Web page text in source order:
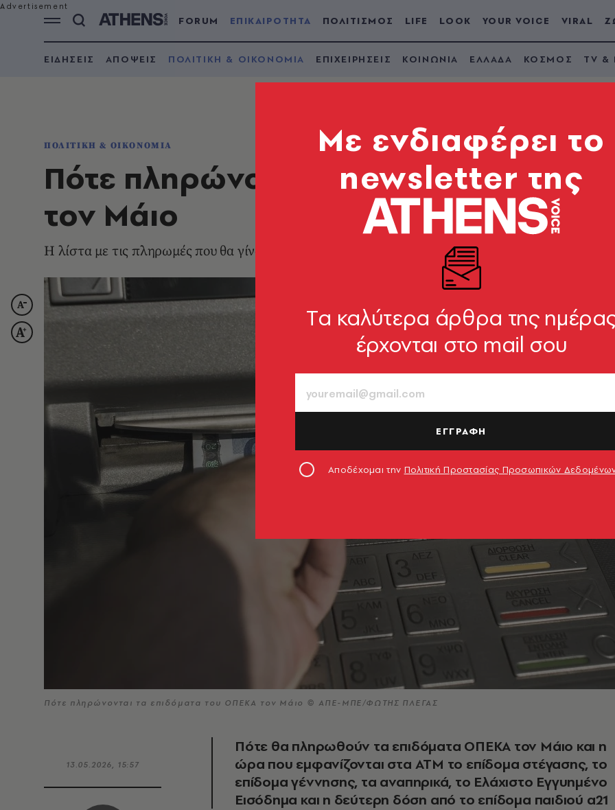
FORUM ΕΠΙΚΑΙΡΟΤΗΤΑ ΠΟΛΙΤΙΣΜΟΣ LIFE LOOK YOUR VOICE VIRAL
ΕΙΔΗΣΕΙΣ ΑΠΟΨΕΙΣ ΠΟΛΙΤΙΚΗ & ΟΙΚΟΝΟΜΙΑ ΕΠΙΧΕΙΡΗΣΕΙΣ ΚΟΙΝΩΝΙΑ ΕΛΛΑΔΑ ΚΟΣΜΟΣ TV &
ΠΟΛΙΤΙΚΗ & ΟΙΚΟΝΟΜΙΑ
Πότε πληρώνονται τα επιδόματα
τον Μάιο
Η λίστα με τις πληρωμές που θα γίνουν
Πότε πληρώνονται τα επιδόματα του ΟΠΕΚΑ τον Μάιο © ΑΠΕ-ΜΠΕ/ΦΩΤΗΣ ΠΛΕΓΑΣ
13.05.2026, 15:57
Πότε θα πληρωθούν τα επιδόματα ΟΠΕΚΑ τον Μάιο και η
ώρα που εμφανίζονται στα ΑΤΜ το επίδομα στέγασης, το
επίδομα γέννησης, τα αναπηρικά, το Ελάχιστο Εγγυημένο
Εισόδημα και η δεύτερη δόση από το επίδομα παιδιού α21
Mε ενδιαφέρει το
newsletter της
Tα καλύτερα άρθρα της
έρχονται στο mail σου
ΕΓΓΡΑΦΗ
Αποδέχομαι την Πολιτική Προστασίας Προσωπικών